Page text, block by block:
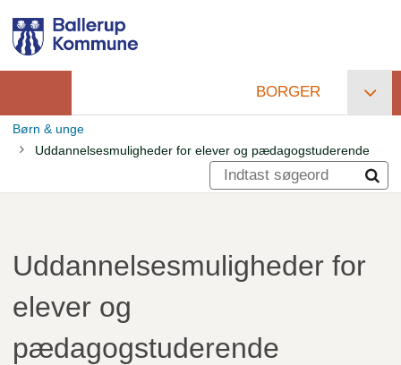
hovedindhold
Primær
navigation
BORGER
Brødkrumme
Børn & unge
Uddannelsesmuligheder for elever og pædagogstuderende
Uddannelsesmuligheder for
elever og
pædagogstuderende